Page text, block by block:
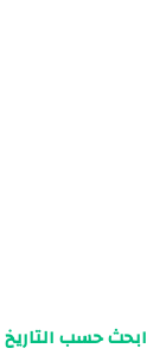
ابحث حسب التاريخ